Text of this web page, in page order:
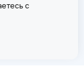
обязательна
с